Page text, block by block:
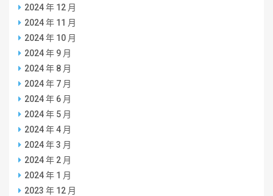
2024 年 12 月
2024 年 11 月
2024 年 10 月
2024 年 9 月
2024 年 8 月
2024 年 7 月
2024 年 6 月
2024 年 5 月
2024 年 4 月
2024 年 3 月
2024 年 2 月
2024 年 1 月
2023 年 12 月